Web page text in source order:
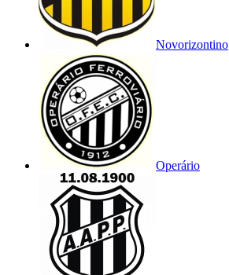
Novorizontino
Operário